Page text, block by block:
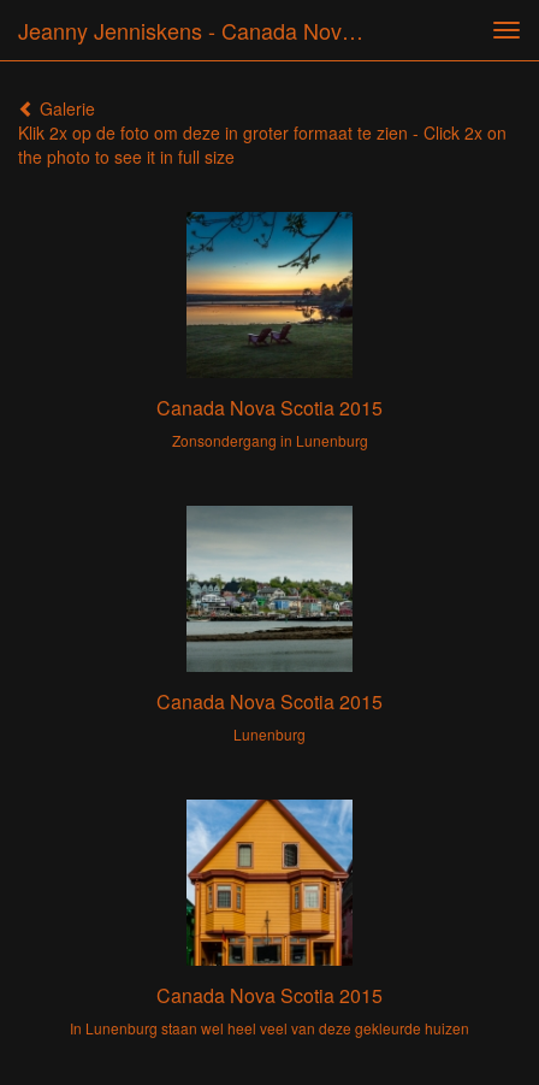
Jeanny Jenniskens - Canada Nova Scotia 2015
Galerie
Klik 2x op de foto om deze in groter formaat te zien - Click 2x on
the photo to see it in full size
Canada Nova Scotia 2015
Zonsondergang in Lunenburg
Canada Nova Scotia 2015
Lunenburg
Canada Nova Scotia 2015
In Lunenburg staan wel heel veel van deze gekleurde huizen